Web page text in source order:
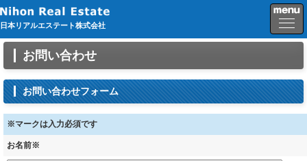
日本リアルエステート株式会社
お問い合わせ
お問い合わせフォーム
※マークは入力必須です
お名前※